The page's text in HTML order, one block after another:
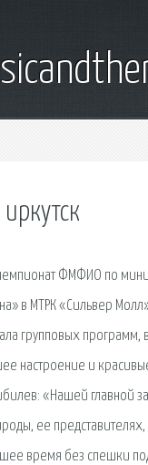
ФМФИО по
в МТРК «Сильвер
групповых
настроение и
«Нашей главной
ее
время без спешки